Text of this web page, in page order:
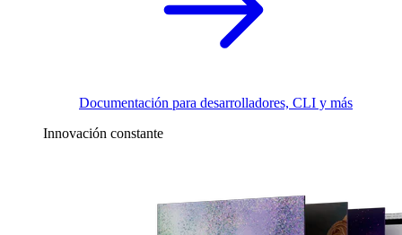
Documentación para desarrolladores, CLI y más
Innovación constante